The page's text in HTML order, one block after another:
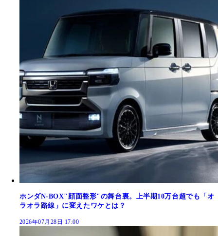
ホンダN-BOX"顔面整形"の舞台裏。上半期10万台超でも「オ
ラオラ路線」に変えたワケとは？
2026年07月28日 17:00